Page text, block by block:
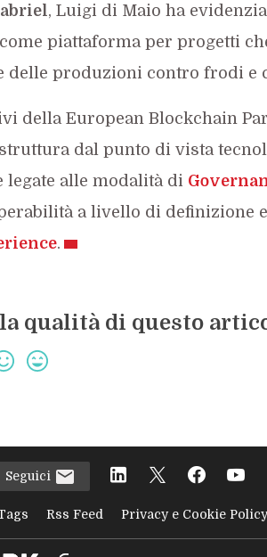
, Luigi di Maio ha
piattaforma per progetti
delle produzioni contro frodi e
della European Blockchain
dal punto di vista
legate alle modalità di
a livello di definizione
.
qualità di questo
Seguici
Rss Feed Privacy e Cookie Policy